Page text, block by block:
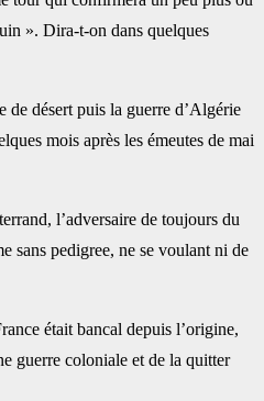
». Dira-t-on dans quelques
de désert puis la guerre d’Algérie
mois après les émeutes de mai
l’adversaire de toujours du
sans pedigree, ne se voulant ni de
était bancal depuis l’origine,
guerre coloniale et de la quitter